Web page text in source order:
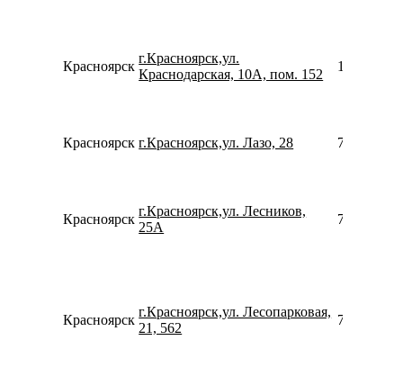
Красноярск
г.Красноярск,ул.
Краснодарская, 10А, пом. 152
Красноярск г.Красноярск,ул. Лазо, 28
Красноярск
г.Красноярск,ул. Лесников,
25А
Красноярск
г.Красноярск,ул. Лесопарковая,
21, 562